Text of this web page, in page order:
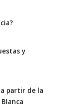
y
partir de la